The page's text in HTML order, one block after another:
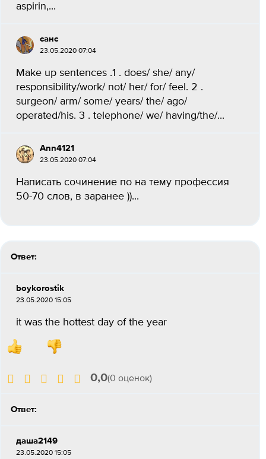
aspirin,...
санс
23.05.2020 07:04
Make up sentences .1 . does/ she/ any/
responsibility/work/ not/ her/ for/ feel. 2 .
surgeon/ arm/ some/ years/ the/ ago/
operated/his. 3 . telephone/ we/ having/the/...
Ann4121
23.05.2020 07:04
Написать сочинение по на тему профессия
50-70 слов, в заранее ))...
Ответ:
boykorostik
23.05.2020 15:05
it was the hottest day of the year
0,0(0 оценок)
Ответ:
даша2149
23.05.2020 15:05